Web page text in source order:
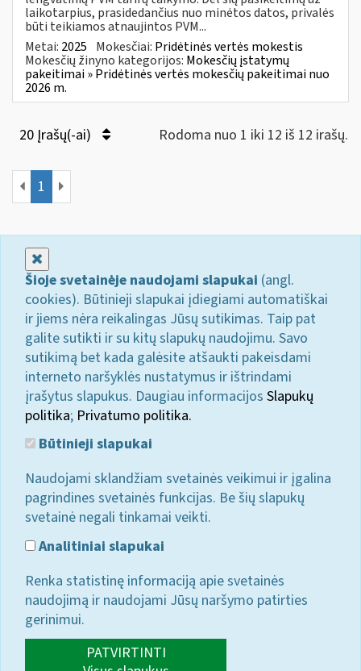
laikotarpius, prasidedančius nuo minėtos datos, privalės
būti teikiamos atnaujintos PVM...
Metai: 2025 Mokesčiai: Pridėtinės vertės mokestis
Mokesčių žinyno kategorijos: Mokesčių įstatymų
pakeitimai » Pridėtinės vertės mokesčių pakeitimai nuo
2026 m.
20 Įrašų(-ai) Rodoma nuo 1 iki 12 iš 12 irašų.
1
Šioje svetainėje naudojami slapukai (angl.
cookies). Būtinieji slapukai įdiegiami automatiškai
ir jiems nėra reikalingas Jūsų sutikimas. Taip pat
galite sutikti ir su kitų slapukų naudojimu. Savo
sutikimą bet kada galėsite atšaukti pakeisdami
interneto naršyklės nustatymus ir ištrindami
įrašytus slapukus. Daugiau informacijos Slapukų
politika; Privatumo politika.
Būtinieji slapukai
Naudojami sklandžiam svetainės veikimui ir įgalina
pagrindines svetainės funkcijas. Be šių slapukų
svetainė negali tinkamai veikti.
Analitiniai slapukai
Renka statistinę informaciją apie svetainės
naudojimą ir naudojami Jūsų naršymo patirties
gerinimui.
PATVIRTINTI